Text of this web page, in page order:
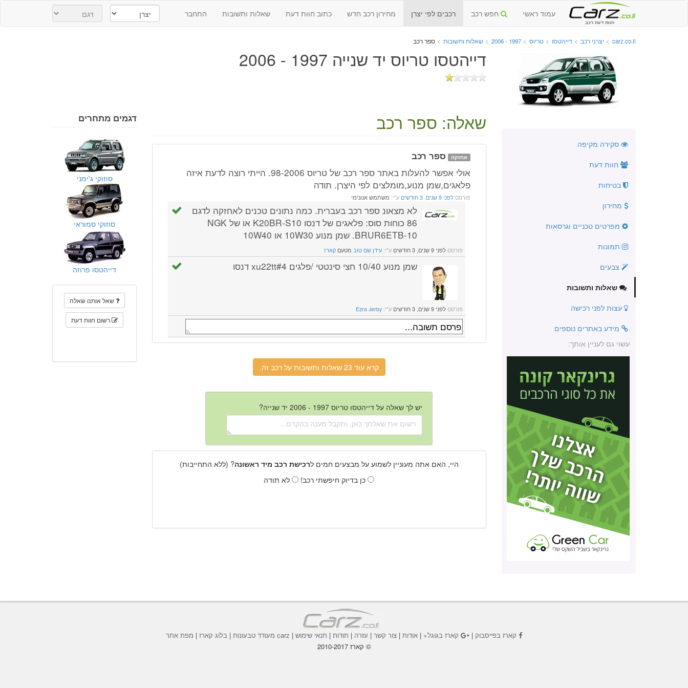
חוות דעת רכב
עמוד ראשי חפש רכב רכבים לפי יצרן מחירון רכב חדש כתוב חוות דעת שאלות ותשובות התחבר
carz.co.il
> יצרני רכב > דייהטסו > טריוס >
1997 - 2006
> שאלות ותשובות > ספר רכב
דייהטסו טריוס יד שנייה 1997 - 2006
סקירה מקיפה
חוות דעת
בטיחות
מחירון
מפרטים טכניים וגרסאות
תמונות
צבעים
שאלות ותשובות
עצות לפני רכישה
מידע באתרים נוספים
עשוי גם לעניין אותך:
שאלה: ספר רכב
אחזקה ספר רכב
אולי אפשר להעלות באתר ספר רכב של טריוס 98-2006. הייתי רוצה לדעת איזה
פלאגים,שמן מנוע,מומלצים לפי היצרן. תודה
פורסםלפני 9 שנים, 3 חודשים ע"י: משתמש אנונימי
לא מצאונ ספר רכב בעברית. כמה נתונים טכנים לאחזקה לדגם
86 כוחות סוס: פלאגים של דנסו K20BR-S10 או של NGK
BRUR6ETB-10. שמן מנוע 10W30 או 10W40
פורסםלפני 9 שנים, 3 חודשים ע"י:עידן שם טוב מטעםקארז
שמן מנוע 10/40 חצי סינטטי /פלגים xu22tt#4 דנסו
פורסםלפני 9 שנים, 3 חודשים ע"י:Ezra Jerby
קרא עוד 23 שאלות ותשובות על רכב זה.
יש לך שאלה על דייהטסו טריוס 1997 - 2006 יד שנייה?
היי, האם אתה מעוניין לשמוע על מבצעים חמים לרכישת רכב מיד ראשונה? (ללא התחייבות)
כן בדיוק חיפשתי רכב!
לא תודה
דגמים מתחרים
סוזוקי ג'ימני
סוזוקי סמוראי
דייהטסו פרוזה
שאל אותנו שאלה
רשום חוות דעת
קארז בפייסבוק | קארז בגוגל+ | אודות | צור קשר | עזרה | תודות | תנאי שימוש | carz מעודד טבעונות | בלוג קארז | מפת אתר
© קארז 2010-2017